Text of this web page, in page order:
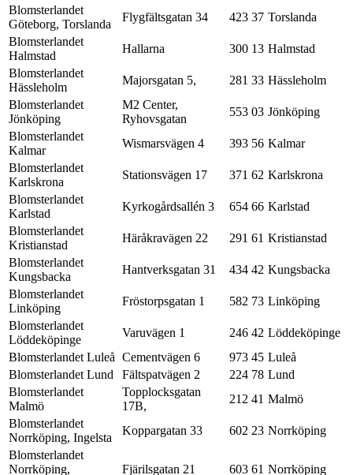
Blomsterlandet
Göteborg, Torslanda
Flygfältsgatan 34 423 37 Torslanda
Blomsterlandet
Halmstad
Hallarna 300 13 Halmstad
Blomsterlandet
Hässleholm
Majorsgatan 5, 281 33 Hässleholm
Blomsterlandet
Jönköping
M2 Center,
Ryhovsgatan
553 03 Jönköping
Blomsterlandet
Kalmar
Wismarsvägen 4 393 56 Kalmar
Blomsterlandet
Karlskrona
Stationsvägen 17 371 62 Karlskrona
Blomsterlandet
Karlstad
Kyrkogårdsallén 3 654 66 Karlstad
Blomsterlandet
Kristianstad
Häråkravägen 22 291 61 Kristianstad
Blomsterlandet
Kungsbacka
Hantverksgatan 31 434 42 Kungsbacka
Blomsterlandet
Linköping
Fröstorpsgatan 1 582 73 Linköping
Blomsterlandet
Löddeköpinge
Varuvägen 1 246 42 Löddeköpinge
Blomsterlandet Luleå Cementvägen 6 973 45 Luleå
Blomsterlandet Lund
Fältspatvägen 2 224 78 Lund
Blomsterlandet
Malmö
Topplocksgatan
17B,
212 41 Malmö
Blomsterlandet
Norrköping, Ingelsta
Koppargatan 33 602 23 Norrköping
Blomsterlandet
Norrköping,
Fjärilsgatan 21 603 61 Norrköping